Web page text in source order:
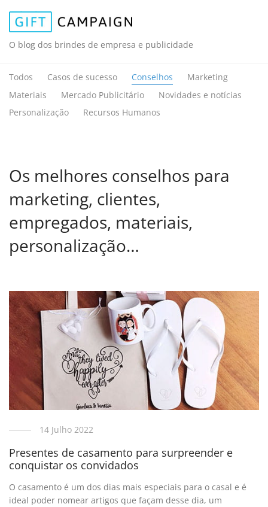
O blog dos brindes de empresa e publicidade
Todos Casos de sucesso Conselhos
Marketing
Materiais
Mercado Publicitário
Novidades e notícias
Personalização
Recursos Humanos
Os melhores conselhos para
marketing, clientes,
empregados, materiais,
personalização…
14 Julho 2022
Presentes de casamento para surpreender e
conquistar os convidados
O casamento é um dos dias mais especiais para o casal e é
ideal poder nomear artigos que façam desse dia, um